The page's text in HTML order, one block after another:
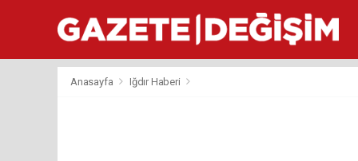
Anasayfa Iğdır Haberi